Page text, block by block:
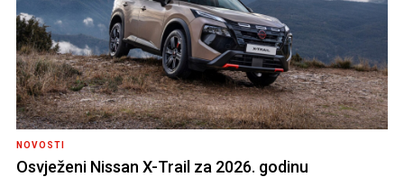
NOVOSTI
Osvježeni Nissan X-Trail za 2026. godinu